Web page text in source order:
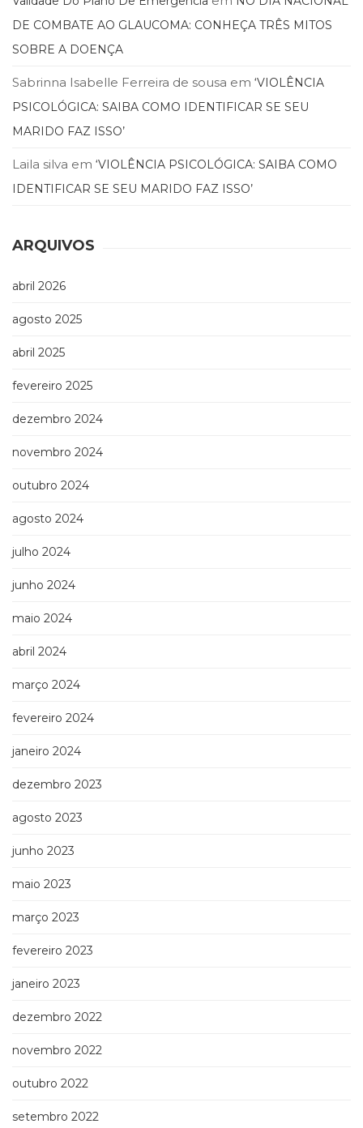
DE COMBATE AO GLAUCOMA: CONHEÇA TRÊS MITOS
SOBRE A DOENÇA
Sabrinna Isabelle Ferreira de sousa em ‘VIOLÊNCIA
PSICOLÓGICA: SAIBA COMO IDENTIFICAR SE SEU
MARIDO FAZ ISSO’
Laila silva em ‘VIOLÊNCIA PSICOLÓGICA: SAIBA COMO
IDENTIFICAR SE SEU MARIDO FAZ ISSO’
ARQUIVOS
abril 2026
agosto 2025
abril 2025
fevereiro 2025
dezembro 2024
novembro 2024
outubro 2024
agosto 2024
julho 2024
junho 2024
maio 2024
abril 2024
março 2024
fevereiro 2024
janeiro 2024
dezembro 2023
agosto 2023
junho 2023
maio 2023
março 2023
fevereiro 2023
janeiro 2023
dezembro 2022
novembro 2022
outubro 2022
setembro 2022